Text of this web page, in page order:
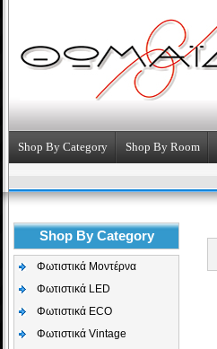
Shop By Category Shop By Room
Shop By Category
Φωτιστικά Μοντέρνα
Φωτιστικά LED
Φωτιστικά ECO
Φωτιστικά Vintage